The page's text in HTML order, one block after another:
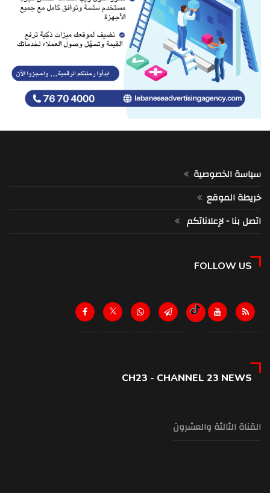
سياسة الخصوصية
خريطة الموقع
اتصل بنا - لإعلاناتكم
FOLLOW US
CH23 - CHANNEL 23 NEWS
القناة الثالثة والعشرون